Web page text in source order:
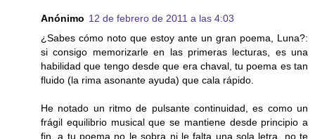
Anónimo 12 de febrero de 2011 a las 4:03
¿Sabes cómo noto que estoy ante un gran poema, Luna?:
si consigo memorizarle en las primeras lecturas, es una
habilidad que tengo desde que era chaval, tu poema es tan
fluido (la rima asonante ayuda) que cala rápido.
He notado un ritmo de pulsante continuidad, es como un
frágil equilibrio musical que se mantiene desde principio a
fin, a tu poema no le sobra ni le falta una sola letra, no te